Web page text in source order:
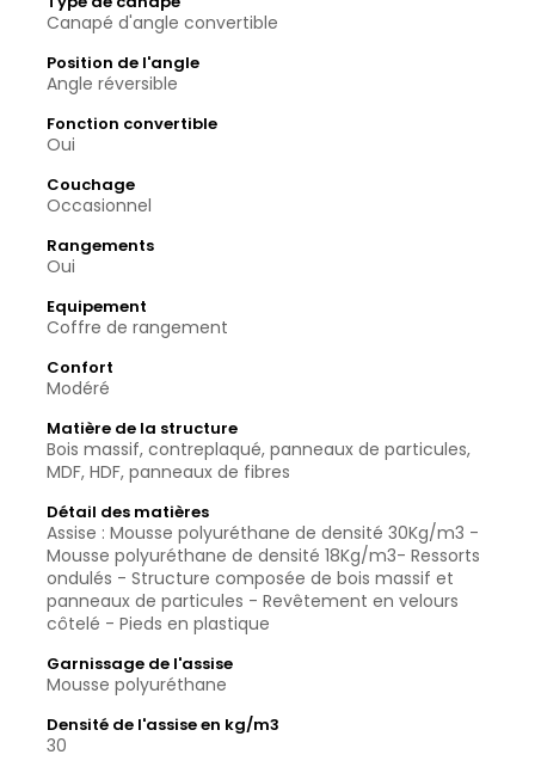
Canapé d'angle convertible
Position de l'angle
Angle réversible
Fonction convertible
Oui
Couchage
Occasionnel
Rangements
Oui
Equipement
Coffre de rangement
Confort
Modéré
Matière de la structure
Bois massif, contreplaqué, panneaux de particules,
MDF, HDF, panneaux de fibres
Détail des matières
Assise : Mousse polyuréthane de densité 30Kg/m3 -
Mousse polyuréthane de densité 18Kg/m3- Ressorts
ondulés - Structure composée de bois massif et
panneaux de particules - Revêtement en velours
côtelé - Pieds en plastique
Garnissage de l'assise
Mousse polyuréthane
Densité de l'assise en kg/m3
30